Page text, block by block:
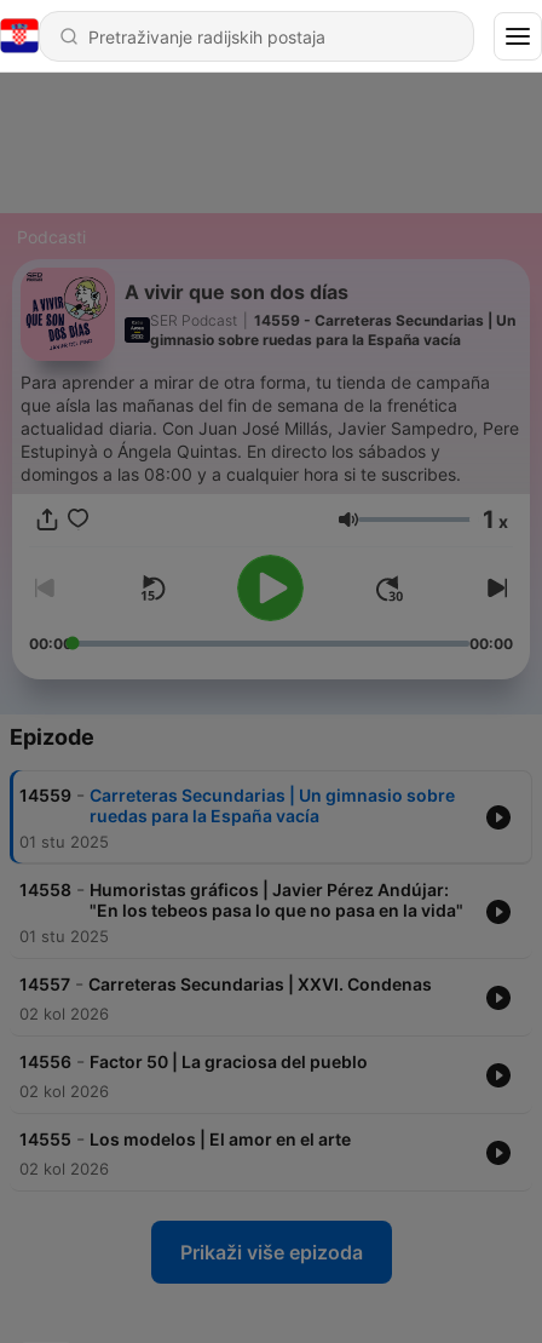
Podcasti
A vivir que son dos días
SER Podcast
14559 - Carreteras Secundarias | Un
gimnasio sobre ruedas para la España vacía
Para aprender a mirar de otra forma, tu tienda de campaña
que aísla las mañanas del fin de semana de la frenética
actualidad diaria. Con Juan José Millás, Javier Sampedro, Pere
Estupinyà o Ángela Quintas. En directo los sábados y
domingos a las 08:00 y a cualquier hora si te suscribes.
Glasnoća 1 x
00:00 00:00
Epizode
14559 - Carreteras Secundarias | Un gimnasio sobre
ruedas para la España vacía
01 stu 2025
14558 - Humoristas gráficos | Javier Pérez Andújar:
"En los tebeos pasa lo que no pasa en la vida"
01 stu 2025
14557 - Carreteras Secundarias | XXVI. Condenas
02 kol 2026
14556 - Factor 50 | La graciosa del pueblo
02 kol 2026
14555 - Los modelos | El amor en el arte
02 kol 2026
Prikaži više epizoda